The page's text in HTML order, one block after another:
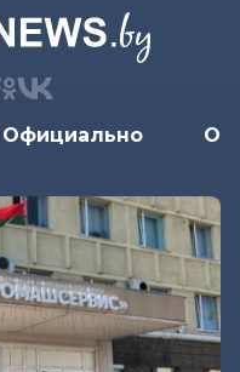
Официально